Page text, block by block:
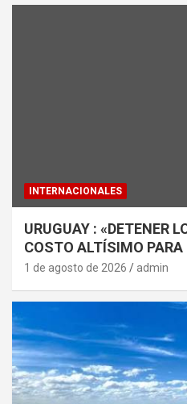
INTERNACIONALES
URUGUAY : «DETENER
COSTO ALTÍSIMO PARA
1 de agosto de 2026 admin